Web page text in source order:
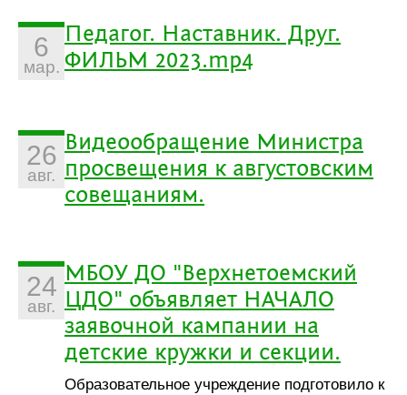
6
мар.
Педагог. Наставник. Друг.
ФИЛЬМ 2023.mp4
26
авг.
Видеообращение Министра
просвещения к августовским
совещаниям.
24
авг.
МБОУ ДО "Верхнетоемский
ЦДО" объявляет НАЧАЛО
заявочной кампании на
детские кружки и секции.
Образовательное учреждение подготовило к